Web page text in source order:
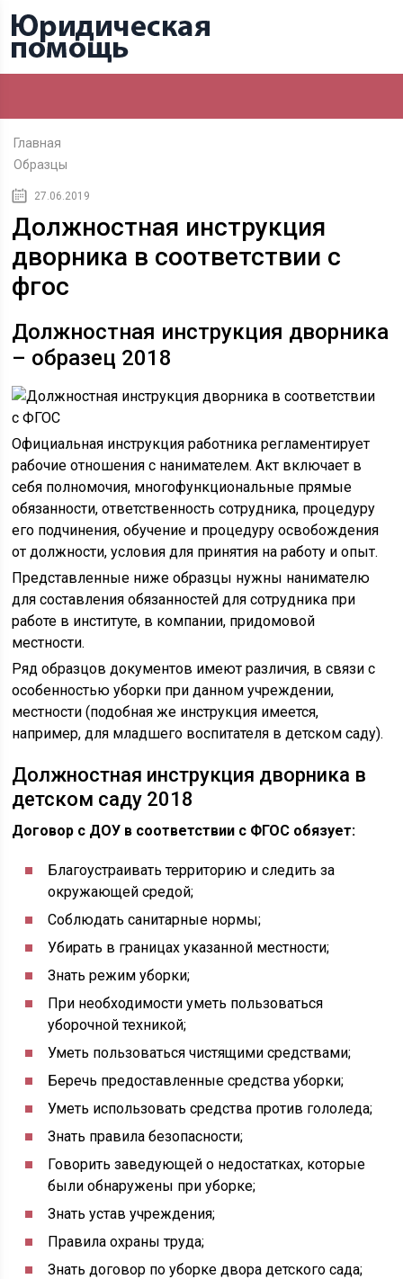
Главная
Образцы
27.06.2019
Должностная инструкция
дворника в соответствии с
фгос
Должностная инструкция дворника
– образец 2018
Официальная инструкция работника регламентирует
рабочие отношения с нанимателем. Акт включает в
себя полномочия, многофункциональные прямые
обязанности, ответственность сотрудника, процедуру
его подчинения, обучение и процедуру освобождения
от должности, условия для принятия на работу и опыт.
Представленные ниже образцы нужны нанимателю
для составления обязанностей для сотрудника при
работе в институте, в компании, придомовой
местности.
Ряд образцов документов имеют различия, в связи с
особенностью уборки при данном учреждении,
местности (подобная же инструкция имеется,
например, для младшего воспитателя в детском саду).
Должностная инструкция дворника в
детском саду 2018
Договор с ДОУ в соответствии с ФГОС обязует:
Благоустраивать территорию и следить за
окружающей средой;
Соблюдать санитарные нормы;
Убирать в границах указанной местности;
Знать режим уборки;
При необходимости уметь пользоваться
уборочной техникой;
Уметь пользоваться чистящими средствами;
Беречь предоставленные средства уборки;
Уметь использовать средства против гололеда;
Знать правила безопасности;
Говорить заведующей о недостатках, которые
были обнаружены при уборке;
Знать устав учреждения;
Правила охраны труда;
Знать договор по уборке двора детского сада;